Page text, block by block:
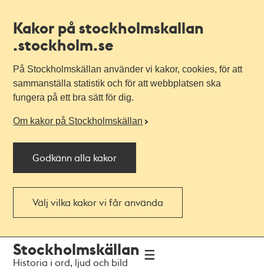
Kakor på stockholmskallan
.stockholm.se
På Stockholmskällan använder vi kakor, cookies, för att
sammanställa statistik och för att webbplatsen ska
fungera på ett bra sätt för dig.
Om kakor på Stockholmskällan
Godkänn alla kakor
Välj vilka kakor vi får använda
navigationen
huvudinnehållet
Stockholmskällan
Historia i ord, ljud och bild